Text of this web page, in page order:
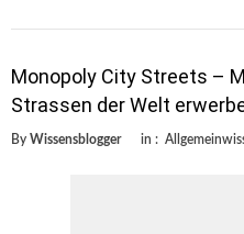
Monopoly City Streets –
Strassen der Welt
By Wissensblogger in :